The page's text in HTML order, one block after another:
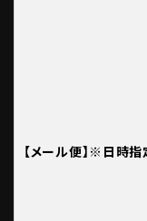
【メール便】※日時